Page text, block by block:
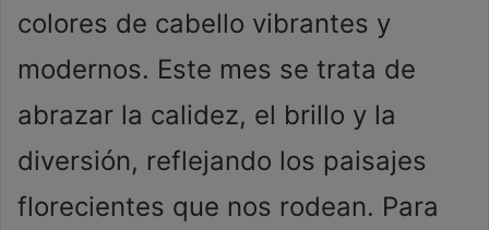
colores de cabello vibrantes y
modernos. Este mes se trata de
abrazar la calidez, el brillo y la
diversión, reflejando los paisajes
florecientes que nos rodean. Para